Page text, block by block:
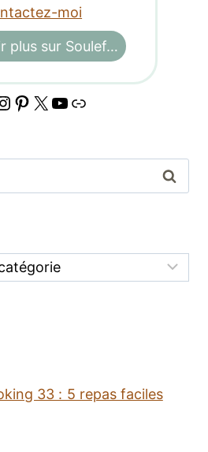
moi
plus sur Soulef…
Pinterest
X YouTube
Lien
33 : 5 repas faciles